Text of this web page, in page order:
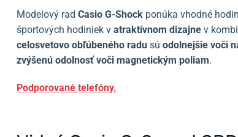
Modelový rad Casio G-Shock ponúka vhodné
športových hodiniek v atraktívnom dizajne v
celosvetovo obľúbeného radu sú odolnejšie voči
zvýšenú odolnosť voči magnetickým poliam.
Podporované telefóny.